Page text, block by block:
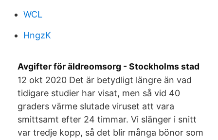
WCL
HngzK
Avgifter för äldreomsorg - Stockholms stad
12 okt 2020 Det är betydligt längre än vad
tidigare studier har visat, men så vid 40
graders värme slutade viruset att vara
smittsamt efter 24 timmar. Vi slänger i snitt
var tredje kopp, så det blir många bönor som